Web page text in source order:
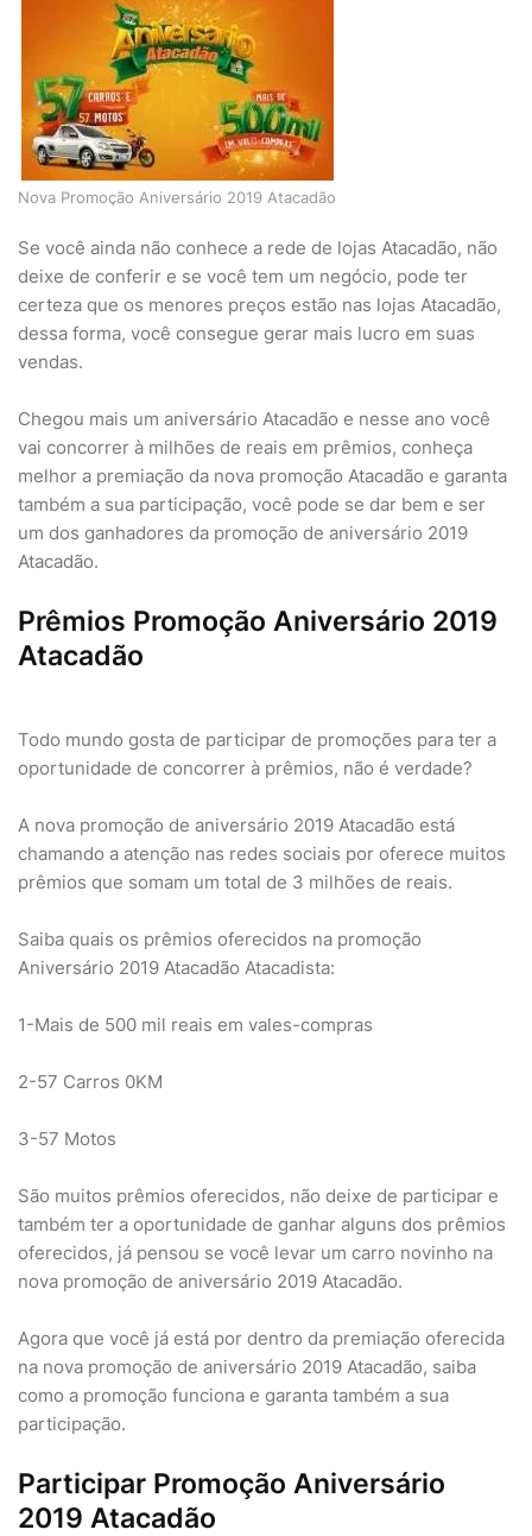
Nova Promoção Aniversário 2019 Atacadão
Se você ainda não conhece a rede de lojas Atacadão, não
deixe de conferir e se você tem um negócio, pode ter
certeza que os menores preços estão nas lojas Atacadão,
dessa forma, você consegue gerar mais lucro em suas
vendas.
Chegou mais um aniversário Atacadão e nesse ano você
vai concorrer à milhões de reais em prêmios, conheça
melhor a premiação da nova promoção Atacadão e garanta
também a sua participação, você pode se dar bem e ser
um dos ganhadores da promoção de aniversário 2019
Atacadão.
Prêmios Promoção Aniversário 2019
Atacadão
Todo mundo gosta de participar de promoções para ter a
oportunidade de concorrer à prêmios, não é verdade?
A nova promoção de aniversário 2019 Atacadão está
chamando a atenção nas redes sociais por oferece muitos
prêmios que somam um total de 3 milhões de reais.
Saiba quais os prêmios oferecidos na promoção
Aniversário 2019 Atacadão Atacadista:
1-Mais de 500 mil reais em vales-compras
2-57 Carros 0KM
3-57 Motos
São muitos prêmios oferecidos, não deixe de participar e
também ter a oportunidade de ganhar alguns dos prêmios
oferecidos, já pensou se você levar um carro novinho na
nova promoção de aniversário 2019 Atacadão.
Agora que você já está por dentro da premiação oferecida
na nova promoção de aniversário 2019 Atacadão, saiba
como a promoção funciona e garanta também a sua
participação.
Participar Promoção Aniversário
2019 Atacadão